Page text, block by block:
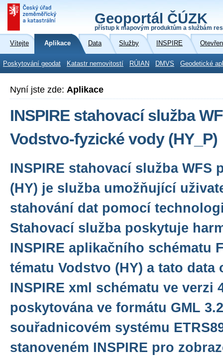
Geoportál ČÚZK
přístup k mapovým produktům a službám
Vítejte Aplikace Data Služby INSPIRE
Poskytování geodat Katastr nemovitostí RÚIAN DMVS Geodetické
Nyní jste zde: Aplikace
INSPIRE stahovací služba
Vodstvo-fyzické vody (HY_P)
INSPIRE stahovací služba WFS
(HY) je služba umožňující
stahování dat pomocí
Stahovací služba poskytuje
INSPIRE aplikačního schématu
tématu Vodstvo (HY) a tato data
INSPIRE xml schématu ve verzi
poskytována ve formátu GML
souřadnicovém systému
stanoveném INSPIRE pro